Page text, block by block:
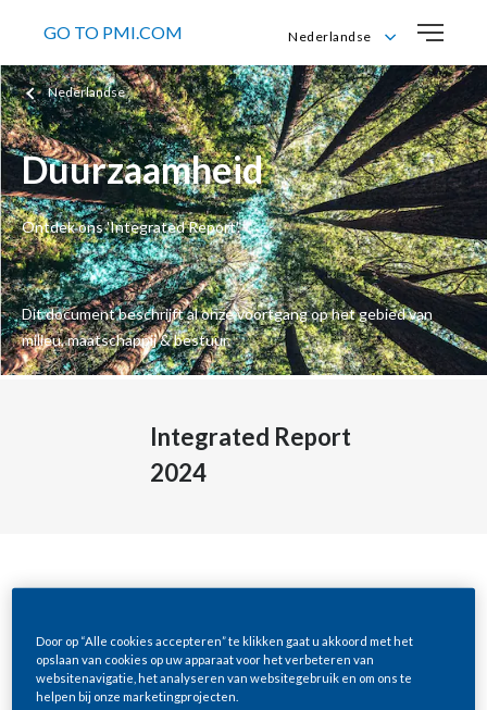
GO TO PMI.COM
Nederlandse
English
Français
Nederlandse
Nederlandse
Duurzaamheid
Ontdek ons 'Integrated Report'.
Dit document beschrijft al onze voortgang op het gebied van
milieu, maatschappij & bestuur.
Integrated Report
2024
Onze wereldwijde betrokkenheid
Geïnspireerd door de UN Sustainable
Development Goals heeft Philip Morris
Door op “Alle cookies accepteren” te klikken gaat u akkoord met het
opslaan van cookies op uw apparaat voor het verbeteren van
websitenavigatie, het analyseren van websitegebruik en om ons te
helpen bij onze marketingprojecten.